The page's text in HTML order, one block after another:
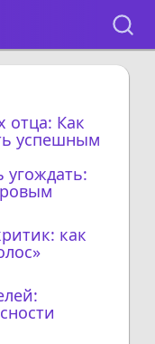
отца: Как
успешным
угождать:
как